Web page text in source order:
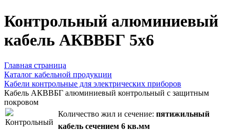
Контрольный алюминиевый
кабель АКВВБГ 5х6
Главная страница
Каталог кабельной продукции
Кабели контрольные для электрических приборов
Кабель АКВВБГ алюминиевый контрольный с защитным
покровом
Количество жил и сечение: пятижильный
кабель сечением 6 кв.мм